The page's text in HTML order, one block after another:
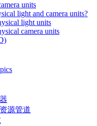
units
light and camera units?
light units
camera units
源管道